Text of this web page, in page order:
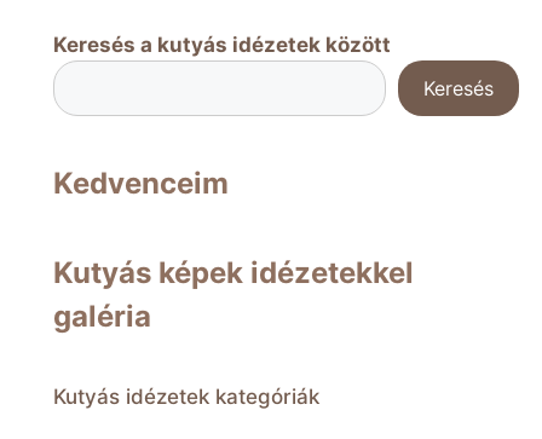
Keresés a kutyás idézetek között
Keresés
Kedvenceim
Kutyás képek idézetekkel
galéria
Kutyás idézetek kategóriák